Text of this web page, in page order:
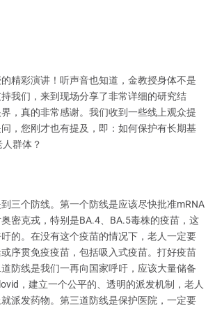
精彩演讲！听声音也知道，金教授身体不是
我们，来到现场分享了非常详细的研究结
，真的非常感谢。我们收到一些线上观众提
，您刚才也有提及，即：如何保护有长期基
群体？
三个防线。第一个防线是应该尽快批准mRNA
密克戎，特别是BA.4、BA.5毒株的疫苗，这
的。在没有这个疫苗的情况下，老人一定要
序贯免疫疫苗，包括吸入式疫苗。打好疫苗
防线是我们一再向国家呼吁，应该大量储备
，建立一个公平的、透明的派发机制，老人
派发药物。第三道防线是保护医院，一定要